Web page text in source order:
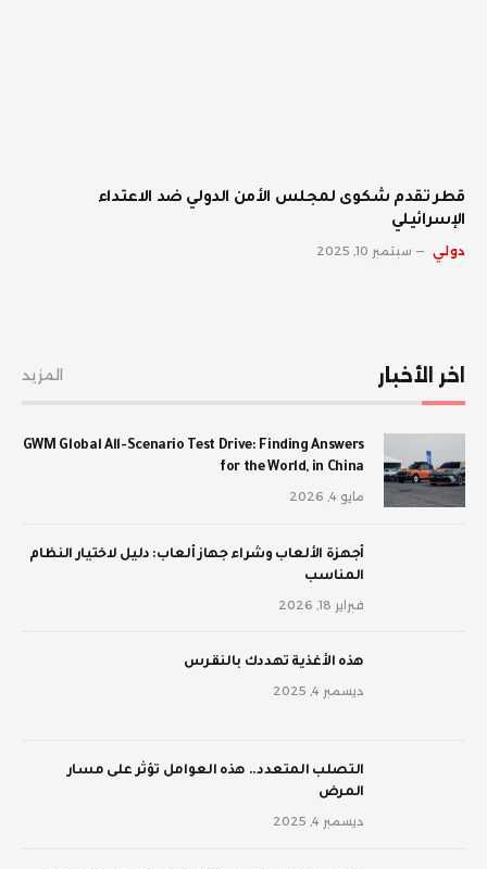
قطر تقدم شكوى لمجلس الأمن الدولي ضد الاعتداء
الإسرائيلي
دولي سبتمبر 10, 2025
اخر الأخبار المزيد
GWM Global All-Scenario Test Drive: Finding Answers
for the World, in China
مايو 4, 2026
أجهزة الألعاب وشراء جهاز ألعاب: دليل لاختيار النظام
المناسب
فبراير 18, 2026
‫هذه الأغذية تهددك بالنقرس
ديسمبر 4, 2025
‫التصلب المتعدد.. هذه العوامل تؤثر على مسار
المرض
ديسمبر 4, 2025